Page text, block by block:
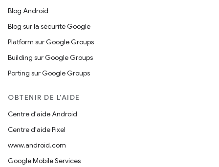
Blog Android
Blog sur la sécurité Google
Platform sur Google Groups
Building sur Google Groups
Porting sur Google Groups
OBTENIR DE L'AIDE
Centre d'aide Android
Centre d'aide Pixel
www.android.com
Google Mobile Services